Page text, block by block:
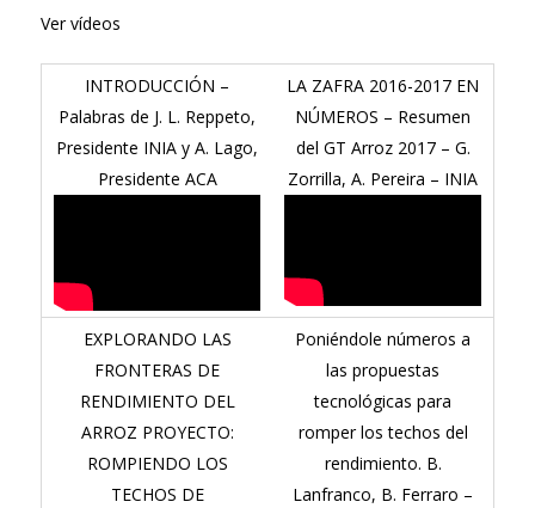
Ver vídeos
INTRODUCCIÓN –
Palabras de J. L. Reppeto,
Presidente INIA y A. Lago,
Presidente ACA
LA ZAFRA 2016-2017 EN
NÚMEROS – Resumen
del GT Arroz 2017 – G.
Zorrilla, A. Pereira – INIA
EXPLORANDO LAS
FRONTERAS DE
RENDIMIENTO DEL
ARROZ PROYECTO:
ROMPIENDO LOS
TECHOS DE
Poniéndole números a
las propuestas
tecnológicas para
romper los techos del
rendimiento. B.
Lanfranco, B. Ferraro –